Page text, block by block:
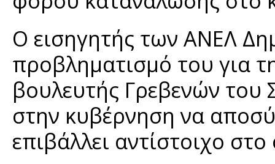
Ο εισηγητής των ΑΝΕΛ
προβληματισμό του για
βουλευτής Γρεβενών του
στην κυβέρνηση να
επιβάλλει αντίστοιχο